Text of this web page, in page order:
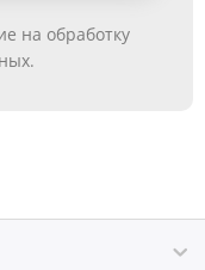
на обработку